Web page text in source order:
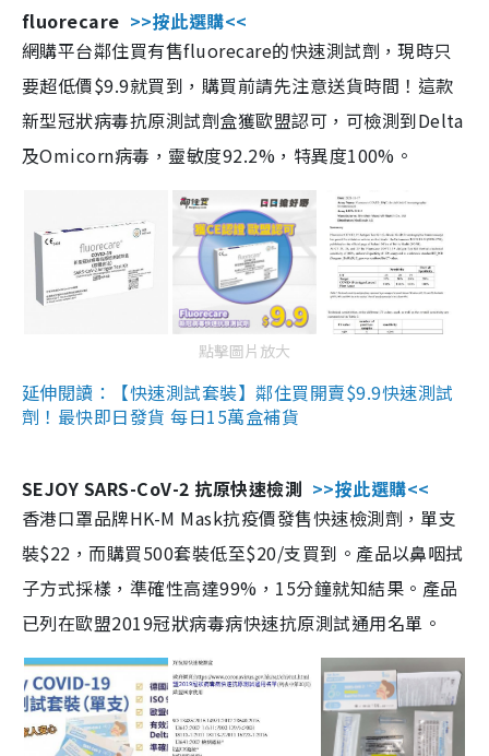
fluorecare >>按此選購<<
網購平台鄰住買有售fluorecare的快速測試劑，現時只
要超低價$9.9就買到，購買前請先注意送貨時間！這款
新型冠狀病毒抗原測試劑盒獲歐盟認可，可檢測到Delta
及Omicorn病毒，靈敏度92.2%，特異度100%。
點擊圖片放大
延伸閱讀：【快速測試套裝】鄰住買開賣$9.9快速測試
劑！最快即日發貨 每日15萬盒補貨
SEJOY SARS-CoV-2 抗原快速檢測 >>按此選購<<
香港口罩品牌HK-M Mask抗疫價發售快速檢測劑，單支
裝$22，而購買500套裝低至$20/支買到。產品以鼻咽拭
子方式採樣，準確性高達99%，15分鐘就知結果。產品
已列在歐盟2019冠狀病毒病快速抗原測試通用名單。